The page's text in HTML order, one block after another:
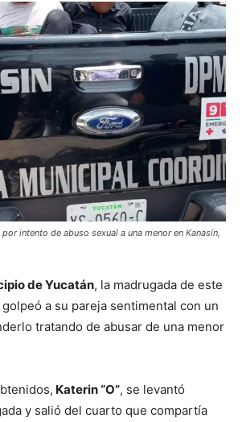
intento de abuso sexual a una menor en Kanasín,
de Yucatán, la madrugada de este
a su pareja sentimental con un
tratando de abusar de una menor
Katerin “O”, se levantó
y salió del cuarto que compartía